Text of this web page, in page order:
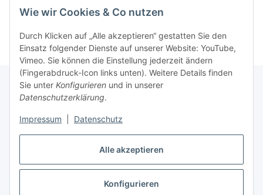
Alle akzeptieren
Konfigurieren
Wie wir Cookies & Co nutzen
Durch Klicken auf „Alle akzeptieren“ gestatten Sie den
Einsatz folgender Dienste auf unserer Website: YouTube,
Vimeo. Sie können die Einstellung jederzeit ändern
(Fingerabdruck-Icon links unten). Weitere Details finden
Sie unter Konfigurieren und in unserer
Datenschutzerklärung.
Impressum Datenschutz
Vertrag widerrufen